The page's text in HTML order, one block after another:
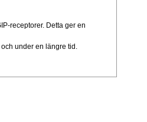
receptorer. Detta ger en
under en längre tid.